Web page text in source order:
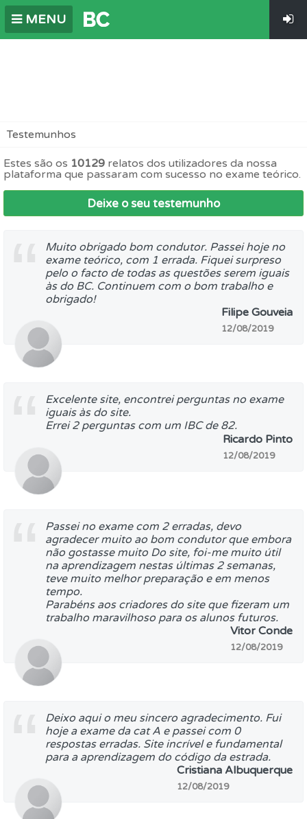
MENU
Testemunhos
Estes são os 10129 relatos dos utilizadores da nossa
plataforma que passaram com sucesso no exame teórico.
Deixe o seu testemunho
Muito obrigado bom condutor. Passei hoje no
exame teórico, com 1 errada. Fiquei surpreso
pelo o facto de todas as questões serem iguais
às do BC. Continuem com o bom trabalho e
obrigado!
Filipe Gouveia
12/08/2019
Excelente site, encontrei perguntas no exame
iguais às do site.
Errei 2 perguntas com um IBC de 82.
Ricardo Pinto
12/08/2019
Passei no exame com 2 erradas, devo
agradecer muito ao bom condutor que embora
não gostasse muito Do site, foi-me muito útil
na aprendizagem nestas últimas 2 semanas,
teve muito melhor preparação e em menos
tempo.
Parabéns aos criadores do site que fizeram um
trabalho maravilhoso para os alunos futuros.
Vitor Conde
12/08/2019
Deixo aqui o meu sincero agradecimento. Fui
hoje a exame da cat A e passei com 0
respostas erradas. Site incrível e fundamental
para a aprendizagem do código da estrada.
Cristiana Albuquerque
12/08/2019